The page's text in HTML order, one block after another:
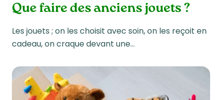
Que faire des anciens jouets ?
Les jouets ; on les choisit avec soin, on les reçoit en
cadeau, on craque devant une…